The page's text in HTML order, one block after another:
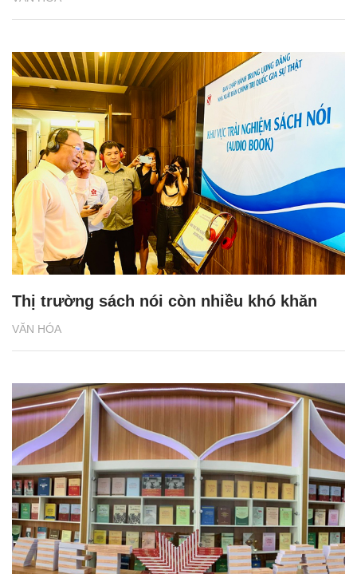
VĂN HÓA
Thị trường sách nói còn nhiều khó khăn